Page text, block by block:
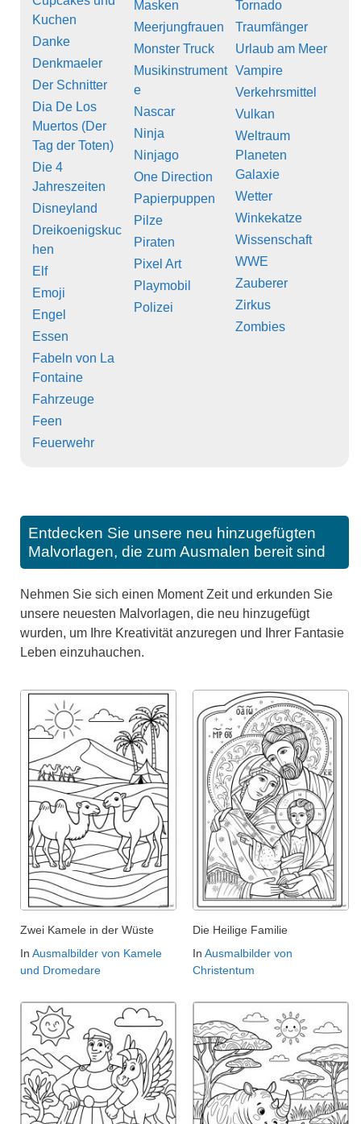
Kuchen
Danke
Denkmaeler
Der Schnitter
Dia De Los
Muertos (Der
Tag der Toten)
Die 4
Jahreszeiten
Disneyland
Dreikoenigskuc
hen
Elf
Emoji
Engel
Essen
Fabeln von La
Fontaine
Fahrzeuge
Feen
Feuerwehr
Masken
Meerjungfrauen
Monster Truck
Musikinstrument
e
Nascar
Ninja
Ninjago
One Direction
Papierpuppen
Pilze
Piraten
Pixel Art
Playmobil
Polizei
Tornado
Traumfänger
Urlaub am Meer
Vampire
Verkehrsmittel
Vulkan
Weltraum
Planeten
Galaxie
Wetter
Winkekatze
Wissenschaft
WWE
Zauberer
Zirkus
Zombies
Entdecken Sie unsere neu hinzugefügten
Malvorlagen, die zum Ausmalen bereit sind
Nehmen Sie sich einen Moment Zeit und erkunden Sie
unsere neuesten Malvorlagen, die neu hinzugefügt
wurden, um Ihre Kreativität anzuregen und Ihrer Fantasie
Leben einzuhauchen.
Zwei Kamele in der Wüste
In Ausmalbilder von Kamele
und Dromedare
Die Heilige Familie
In Ausmalbilder von
Christentum